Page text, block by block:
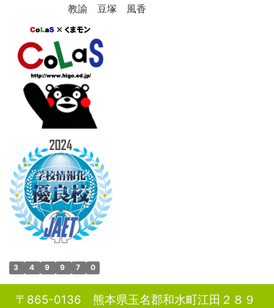
教諭 豆塚 風香
3 4 9 9 7 0
〒865-0136 熊本県玉名郡和水町江田２８９